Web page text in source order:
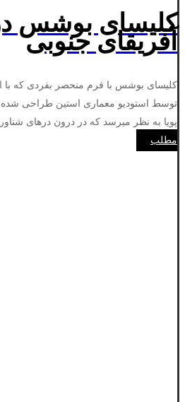
کلیسای بوشس
آفریقای جنوبی
کلیسای بوشس با فرم منحصر بفردی که با
توسط استودیو معماری استین طراحی
پویا به نظر میرسد که در درون درهای
مطلب